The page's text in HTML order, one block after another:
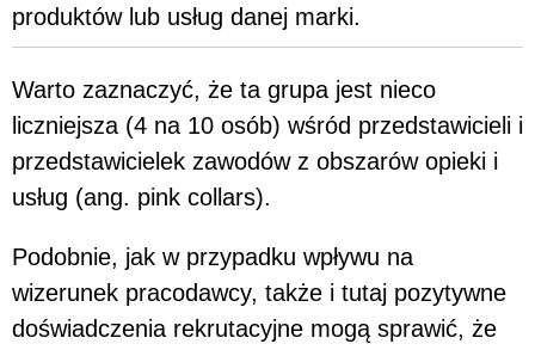
produktów lub usług danej marki.
Warto zaznaczyć, że ta grupa jest nieco
liczniejsza (4 na 10 osób) wśród przedstawicieli i
przedstawicielek zawodów z obszarów opieki i
usług (ang. pink collars).
Podobnie, jak w przypadku wpływu na
wizerunek pracodawcy, także i tutaj pozytywne
doświadczenia rekrutacyjne mogą sprawić, że